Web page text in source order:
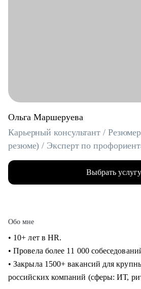
Ольга Маршеруева
Карьерный консультант /
резюме) / Эксперт по
Выбрать услугу
Обо мне
• 10+ лет в HR.
• Провела более 11 000
• Закрыла 1500+ вакансий для
российских компаний (сферы: ИТ,